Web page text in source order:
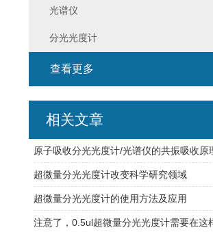
光谱仪
分光光度计
查看更多
相关文章
超微量分光光度计改变科学研究领域
超微量分光光度计的使用方法及应用